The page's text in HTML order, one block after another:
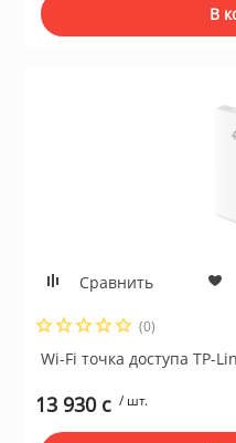
В
Сравнить
(0)
Wi-Fi точка доступа TP-
13 930 c / шт.